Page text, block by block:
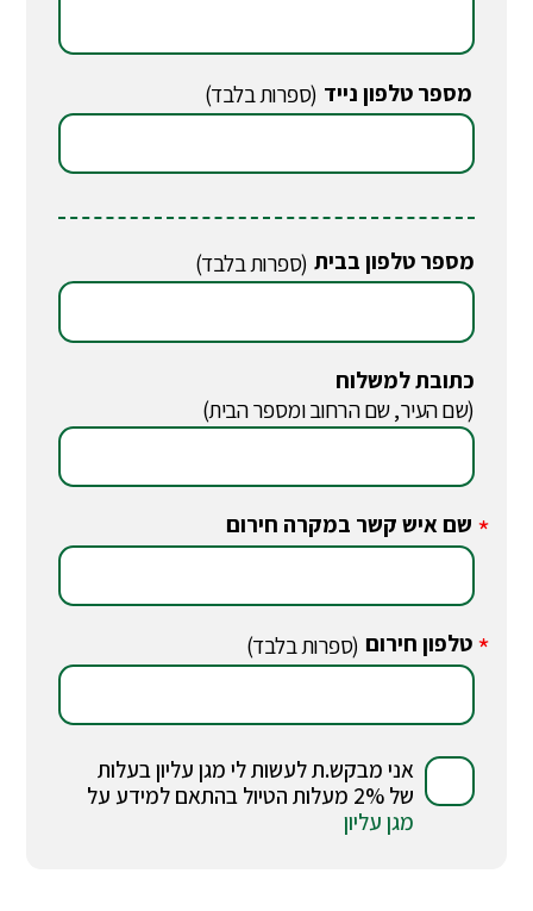
מספר טלפון נייד (ספרות בלבד)
מספר טלפון בבית (ספרות בלבד)
כתובת למשלוח
(שם העיר, שם הרחוב ומספר הבית)
* שם איש קשר במקרה חירום
* טלפון חירום (ספרות בלבד)
אני מבקש.ת לעשות לי מגן עליון בעלות
של 2% מעלות הטיול בהתאם למידע על
מגן עליון